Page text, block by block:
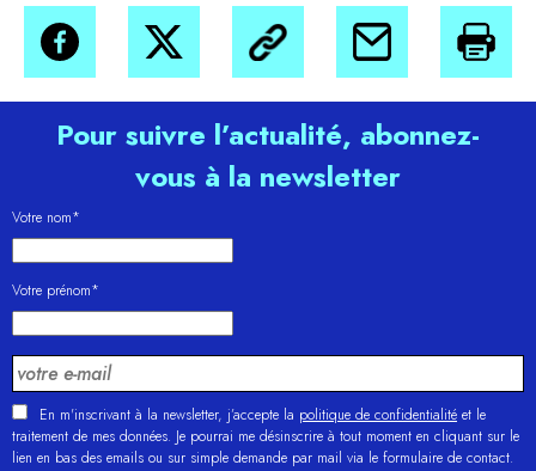
Pour suivre l’actualité, abonnez-
vous à la newsletter
Votre nom*
Votre prénom*
En m'inscrivant à la newsletter, j’accepte la politique de confidentialité et le
traitement de mes données. Je pourrai me désinscrire à tout moment en cliquant sur le
lien en bas des emails ou sur simple demande par mail via le formulaire de contact.